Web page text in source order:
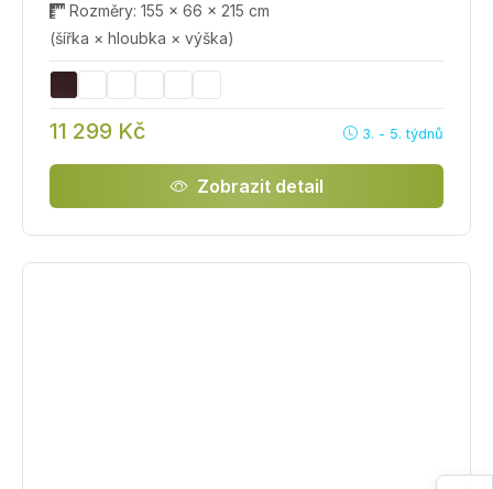
Rozměry: 155 × 66 × 215 cm
(šířka × hloubka × výška)
11 299 Kč 3. - 5. týdnů
Zobrazit detail